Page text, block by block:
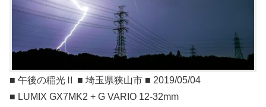
■ 午後の稲光Ⅱ ■ 埼玉県狭山市 ■ 2019/05/04
■ LUMIX GX7MK2 + G VARIO 12-32mm